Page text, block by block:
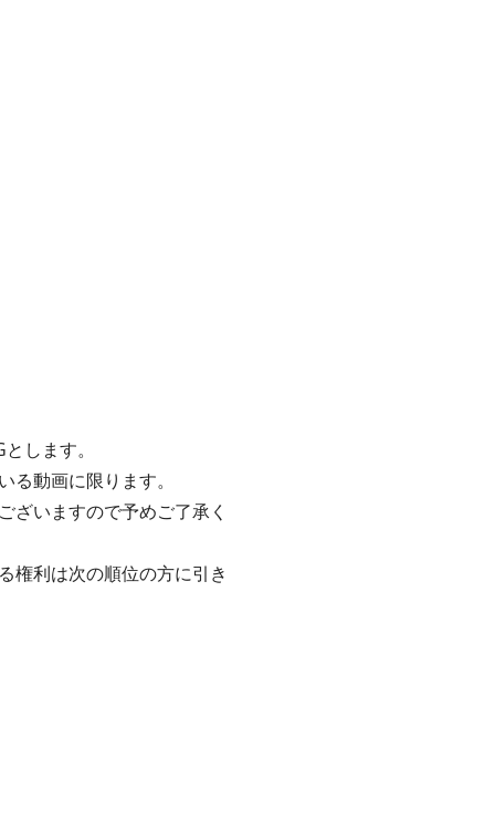
します。
動画に限ります。
ざいますので予めご了承く
権利は次の順位の方に引き